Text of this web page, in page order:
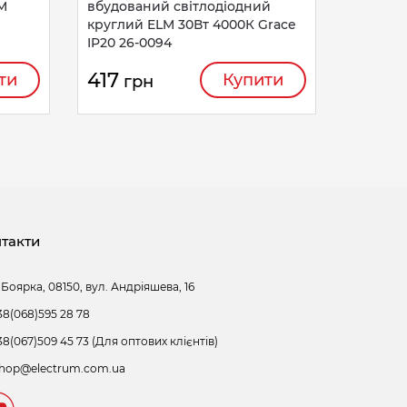
вбудований світлодіодний
круглий ELM 30Вт 4000К Grace
IP20 26-0094
417 грн Купити
08150, вул. Андріяшева, 16
28 78
45 73 (Для оптових клієнтів)